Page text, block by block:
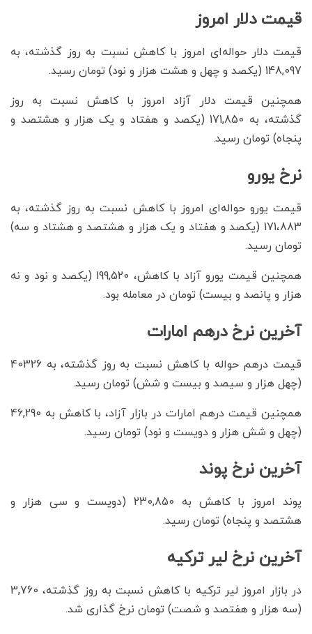
قیمت دلار امروز
قیمت دلار حواله‌ای امروز با کاهش نسبت به روز گذشته، به
148,097 (یکصد و چهل و هشت هزار و نود) تومان رسید.
همچنین قیمت دلار آزاد امروز با کاهش نسبت به روز
گذشته، به 171,850 (یکصد و هفتاد و یک هزار و هشتصد و
پنجاه) تومان رسید.
نرخ یورو
قیمت یورو حواله‌ای امروز با کاهش نسبت به روز گذشته، به
171،883 (یکصد و هفتاد و یک هزار و هشتصد و هشتاد و سه)
تومان رسید.
همچنین قیمت یورو آزاد با کاهش، 199,520 (یکصد و نود و نه
هزار و پانصد و بیست) تومان در معامله بود.
آخرین نرخ درهم امارات
قیمت درهم حواله با کاهش نسبت به روز گذشته، به 40326
(چهل هزار و سیصد و بیست و شش) تومان رسید.
همچنین قیمت درهم امارات در بازار آزاد، با کاهش به 46,290
(چهل و شش هزار و دویست و نود) تومان رسید.
آخرین نرخ پوند
پوند امروز با کاهش به 230,850 (دویست و سی هزار و
هشتصد و پنجاه) تومان رسید.
آخرین نرخ لیر ترکیه
در بازار امروز لیر ترکیه با کاهش نسبت به روز گذشته، 3,760
(سه هزار و هفتصد و شصت) تومان نرخ گذاری شد.